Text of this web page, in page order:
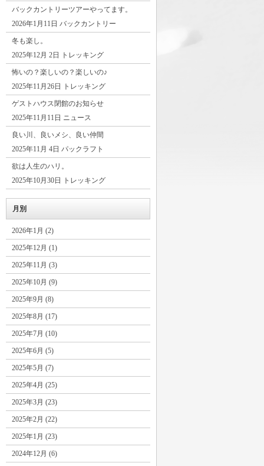
バックカントリーツアーやってます。
2026年1月11日 バックカントリー
冬も楽し。
2025年12月 2日 トレッキング
怖いの？楽しいの？楽しいの♪
2025年11月26日 トレッキング
ゲストハウス閉館のお知らせ
2025年11月11日 ニュース
良い川、良いメシ、良い仲間
2025年11月 4日 パックラフト
欲は人生のハリ。
2025年10月30日 トレッキング
月別
2026年1月 (2)
2025年12月 (1)
2025年11月 (3)
2025年10月 (9)
2025年9月 (8)
2025年8月 (17)
2025年7月 (10)
2025年6月 (5)
2025年5月 (7)
2025年4月 (25)
2025年3月 (23)
2025年2月 (22)
2025年1月 (23)
2024年12月 (6)